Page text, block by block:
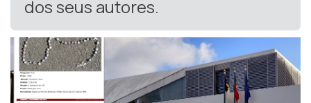
dos seus autores.